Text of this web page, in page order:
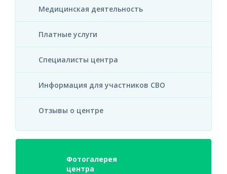
Медицинская деятельность
Платные услуги
Специалисты центра
Информация для участников СВО
Отзывы о центре
Фотогалерея
центра